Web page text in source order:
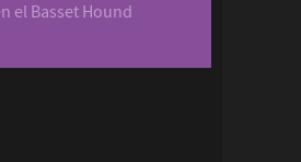
el Basset Hound